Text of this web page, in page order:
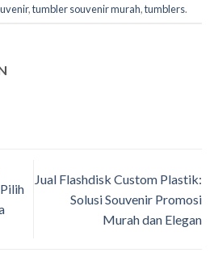
,tumbler souvenir murah,tumblers.
Jual Flashdisk Custom Plastik:
Solusi Souvenir Promosi
Murah dan Elegan